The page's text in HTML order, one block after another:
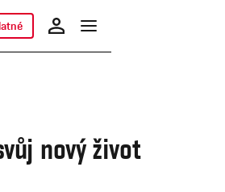
nový život